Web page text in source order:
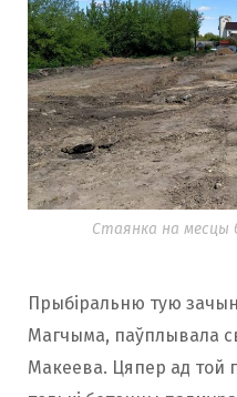
Стаянка на месцы
Прыбіральню тую
Магчыма, паўплывала
Макеева. Цяпер ад той